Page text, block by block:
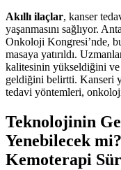
Akıllı ilaçlar, kanser
yaşanmasını sağlıyor.
Onkoloji Kongresi’nde,
masaya yatırıldı.
kalitesinin yükseldiğini ve
geldiğini belirtti. Kanseri
tedavi yöntemleri,
Teknolojinin
Yenebilecek
Kemoterapi